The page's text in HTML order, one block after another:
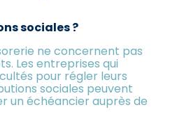
sociales ?
ne concernent pas
Les entreprises qui
pour régler leurs
sociales peuvent
un échéancier auprès de